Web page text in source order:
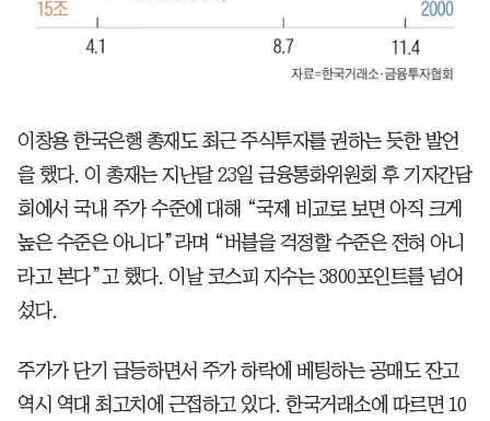
이창용 한국은행 총재도 최근 주식투자를 권하는 듯한 발언
을 했다. 이 총재는 지난달 23일 금융통화위원회 후 기자간담
회에서 국내 주가 수준에 대해 “국제 비교로 보면 아직 크게
높은 수준은 아니다”라며 “버블을 걱정할 수준은 전혀 아니
라고 본다”고 했다. 이날 코스피 지수는 3800포인트를 넘어
섰다.
주가가 단기 급등하면서 주가 하락에 베팅하는 공매도 잔고
역시 역대 최고치에 근접하고 있다. 한국거래소에 따르면 10